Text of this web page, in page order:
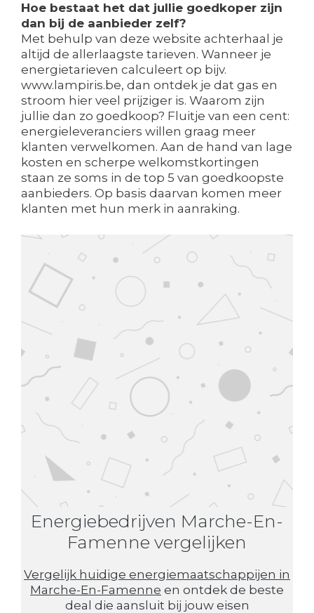
Hoe bestaat het dat jullie goedkoper zijn
dan bij de aanbieder zelf?
Met behulp van deze website achterhaal je
altijd de allerlaagste tarieven. Wanneer je
energietarieven calculeert op bijv.
www.lampiris.be, dan ontdek je dat gas en
stroom hier veel prijziger is. Waarom zijn
jullie dan zo goedkoop? Fluitje van een cent:
energieleveranciers willen graag meer
klanten verwelkomen. Aan de hand van lage
kosten en scherpe welkomstkortingen
staan ze soms in de top 5 van goedkoopste
aanbieders. Op basis daarvan komen meer
klanten met hun merk in aanraking.
Energiebedrijven Marche-En-
Famenne vergelijken
Vergelijk huidige energiemaatschappijen in
Marche-En-Famenne en ontdek de beste
deal die aansluit bij jouw eisen